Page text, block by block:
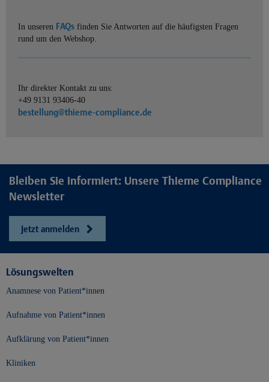
In unseren FAQs finden Sie Antworten auf die häufigsten Fragen
rund um den Webshop.
Ihr direkter Kontakt zu uns:
+49 9131 93406-40
bestellung@thieme-compliance.de
Bleiben Sie informiert: Unsere Thieme Compliance
Newsletter
Jetzt anmelden
Lösungswelten
Anamnese von Patient*innen
Aufnahme von Patient*innen
Aufklärung von Patient*innen
Kliniken